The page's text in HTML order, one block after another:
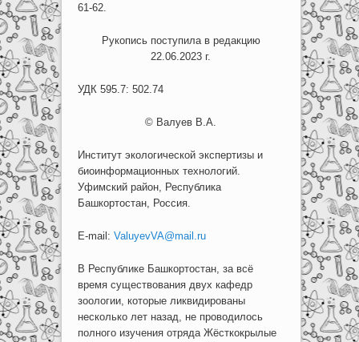
61-62.
Рукопись поступила в редакцию
22.06.2023 г.
УДК 595.7: 502.74
© Валуев В.А.
Институт экологической экспертизы и
биоинформационных технологий.
Уфимский район, Республика
Башкортостан, Россия.
E-mail: ValuyevVA@mail.ru
В Республике Башкортостан, за всё
время существования двух кафедр
зоологии, которые ликвидированы
несколько лет назад, не проводилось
полного изучения отряда Жёсткокрылые